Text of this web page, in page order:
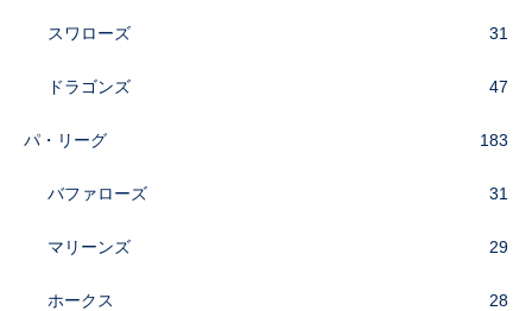
スワローズ 31
ドラゴンズ 47
パ・リーグ 183
バファローズ 31
マリーンズ 29
ホークス 28